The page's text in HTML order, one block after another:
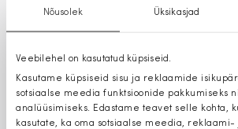
Nõusolek Üksikasjad
Veebilehel on kasutatud küpsiseid.
Kasutame küpsiseid sisu ja reklaamide
sotsiaalse meedia funktsioonide pakkumiseks
analüüsimiseks. Edastame teavet selle kohta,
kasutate, ka oma sotsiaalse meedia, reklaami-